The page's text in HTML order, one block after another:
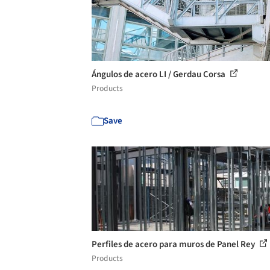
Ángulos de acero LI / Gerdau Corsa
Products
Save
Perfiles de acero para muros de Panel Rey
Products